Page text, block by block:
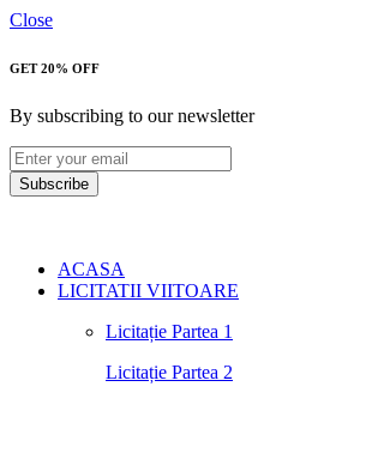
Close
GET 20% OFF
By subscribing to our newsletter
Subscribe
ACASA
LICITATII VIITOARE
Licitație Partea 1
Licitație Partea 2